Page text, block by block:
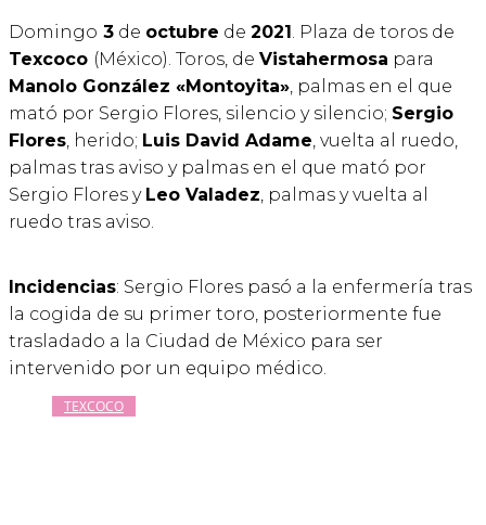
Domingo 3 de octubre de 2021 . Plaza de toros de
Texcoco (México). Toros, de Vistahermosa para
Manolo González «Montoyita» , palmas en el que
mató por Sergio Flores, silencio y silencio; Sergio
Flores , herido; Luis David Adame , vuelta al ruedo,
palmas tras aviso y palmas en el que mató por
Sergio Flores y Leo Valadez , palmas y vuelta al
ruedo tras aviso.
Incidencias: Sergio Flores pasó a la enfermería tras
la cogida de su primer toro, posteriormente fue
trasladado a la Ciudad de México para ser
intervenido por un equipo médico.
TEXCOCO